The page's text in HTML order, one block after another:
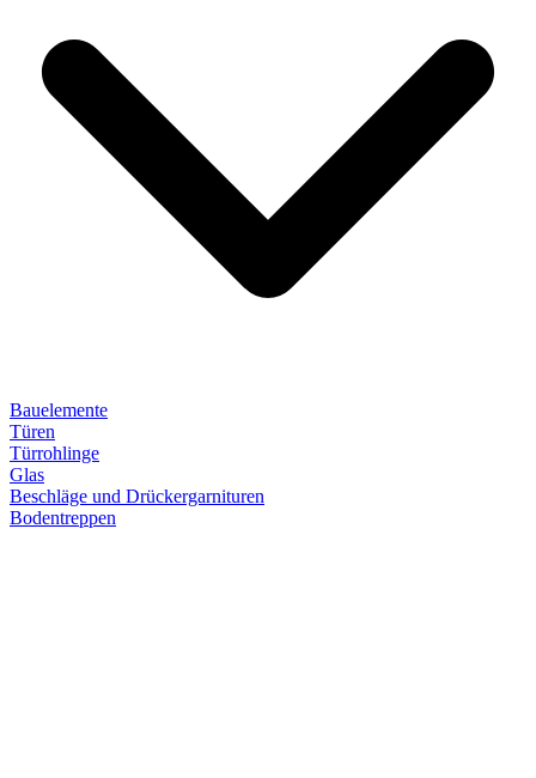
Bauelemente
Türen
Türrohlinge
Glas
Beschläge und Drückergarnituren
Bodentreppen